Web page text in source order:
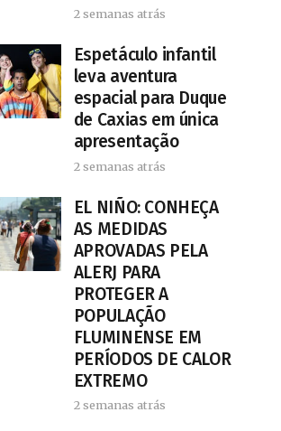
2 semanas atrás
​Espetáculo infantil
leva aventura
espacial para Duque
de Caxias em única
apresentação
2 semanas atrás
EL NIÑO: CONHEÇA
AS MEDIDAS
APROVADAS PELA
ALERJ PARA
PROTEGER A
POPULAÇÃO
FLUMINENSE EM
PERÍODOS DE CALOR
EXTREMO
2 semanas atrás